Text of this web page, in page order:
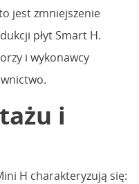
jest zmniejszenie
płyt Smart H.
i wykonawcy
i
H charakteryzują się: